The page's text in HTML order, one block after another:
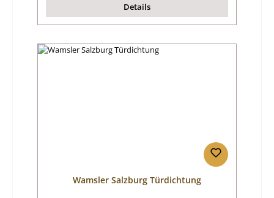
Details
Wamsler Salzburg Türdichtung